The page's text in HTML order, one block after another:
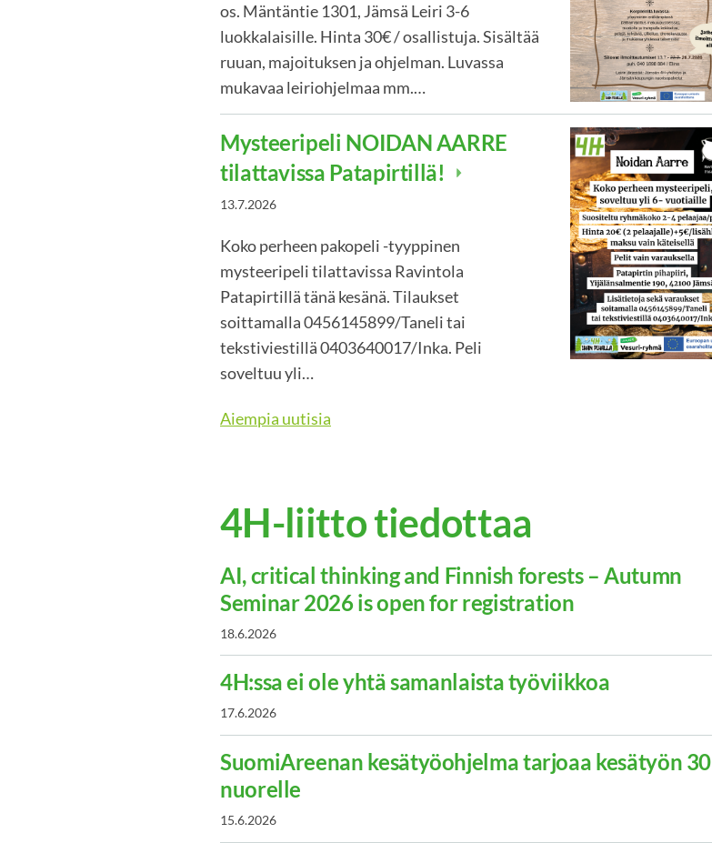
os. Mäntäntie 1301, Jämsä Leiri 3-6
luokkalaisille. Hinta 30€ / osallistuja. Sisältää
ruuan, majoituksen ja ohjelman. Luvassa
mukavaa leiriohjelmaa mm.…
Mysteeripeli NOIDAN AARRE
tilattavissa Patapirtillä!
13.7.2026
Koko perheen pakopeli -tyyppinen
mysteeripeli tilattavissa Ravintola
Patapirtillä tänä kesänä. Tilaukset
soittamalla 0456145899/Taneli tai
tekstiviestillä 0403640017/Inka. Peli
soveltuu yli…
Aiempia uutisia
4H-liitto tiedottaa
AI, critical thinking and Finnish forests – Autumn
Seminar 2026 is open for registration
18.6.2026
4H:ssa ei ole yhtä samanlaista työviikkoa
17.6.2026
SuomiAreenan kesätyöohjelma tarjoaa kesätyön 30
nuorelle
15.6.2026